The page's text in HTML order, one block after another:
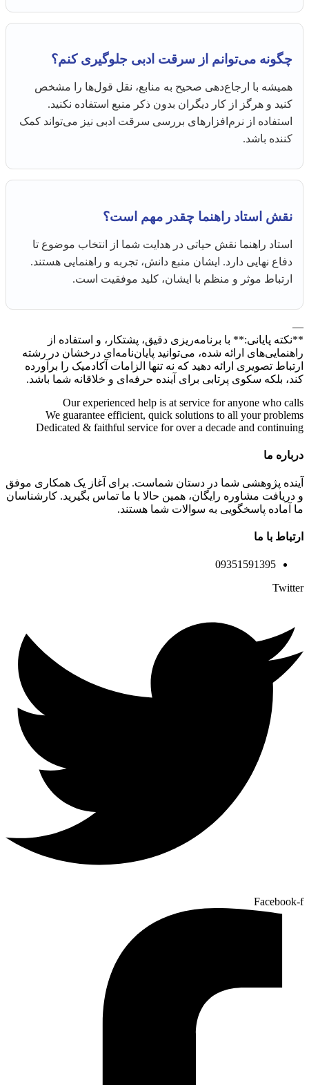
چگونه می‌توانم از سرقت ادبی جلوگیری کنم؟
همیشه با ارجاع‌دهی صحیح به منابع، نقل قول‌ها را مشخص
کنید و هرگز از کار دیگران بدون ذکر منبع استفاده نکنید.
استفاده از نرم‌افزارهای بررسی سرقت ادبی نیز می‌تواند کمک
کننده باشد.
نقش استاد راهنما چقدر مهم است؟
استاد راهنما نقش حیاتی در هدایت شما از انتخاب موضوع تا
دفاع نهایی دارد. ایشان منبع دانش، تجربه و راهنمایی هستند.
ارتباط موثر و منظم با ایشان، کلید موفقیت است.
—
**نکته پایانی:** با برنامه‌ریزی دقیق، پشتکار، و استفاده از
راهنمایی‌های ارائه شده، می‌توانید پایان‌نامه‌ای درخشان در رشته
ارتباط تصویری ارائه دهید که نه تنها الزامات آکادمیک را برآورده
کند، بلکه سکوی پرتابی برای آینده حرفه‌ای و خلاقانه شما باشد.
Our experienced help is at service for anyone who calls
We guarantee efficient, quick solutions to all your problems
Dedicated & faithful service for over a decade and continuing
درباره ما
آینده پژوهشی شما در دستان شماست. برای آغاز یک همکاری موفق
و دریافت مشاوره رایگان، همین حالا با ما تماس بگیرید. کارشناسان
ما آماده پاسخگویی به سوالات شما هستند.
ارتباط با ما
09351591395
Twitter
Facebook-f